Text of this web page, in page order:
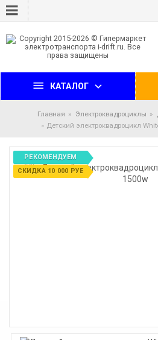
КАТАЛОГ
Главная Электроквадроциклы
Детский электроквадроцикл
РЕКОМЕНДУЕМ
СКИДКА 10 000 РУБ